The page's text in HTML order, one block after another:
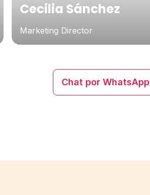
Cecilia Sánchez
Marketing Director
Chat por WhatsApp